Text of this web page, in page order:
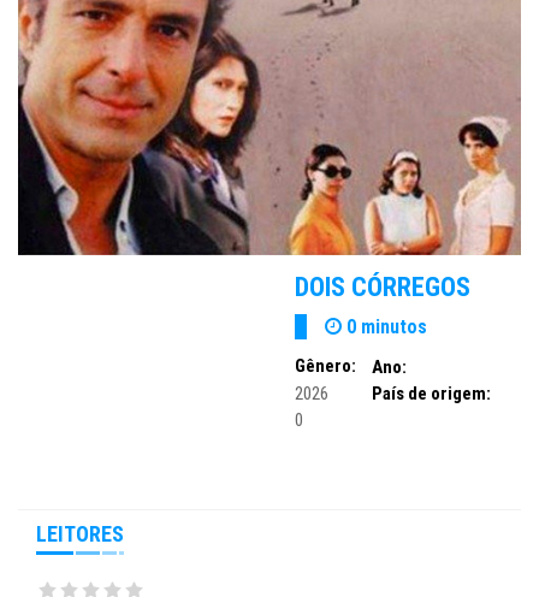
DOIS CÓRREGOS
0 minutos
Gênero:
Ano:
2026
País de origem:
0
LEITORES